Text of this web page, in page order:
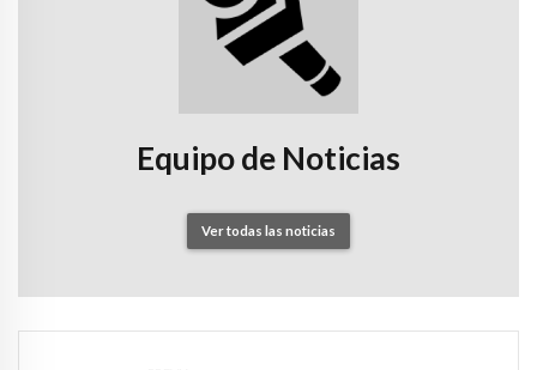
Equipo de Noticias
Ver todas las noticias